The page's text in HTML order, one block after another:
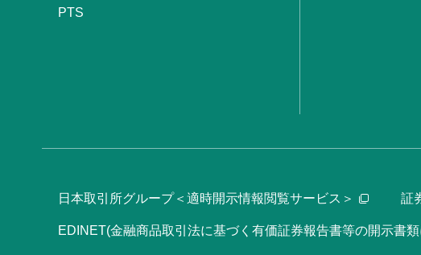
PTS
日本取引所グループ＜適時開示情報閲覧サービス＞ 証
EDINET(金融商品取引法に基づく有価証券報告書等の開示書